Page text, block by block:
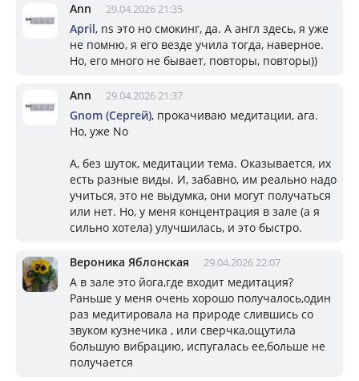
Ann 29.04.2026 21:35
April, ns это но смокинг, да. А англ здесь, я уже
не помню, я его везде учила тогда, наверное.
Но, его много не бывает, повторы, повторы))
Ann 29.04.2026 21:37
Gnom (Сергей), прокачиваю медитации, ага.
Но, уже No
А, без шуток, медитации тема. Оказывается, их
есть разные виды. И, забавно, им реально надо
учиться, это не выдумка, они могут получаться
или нет. Но, у меня концентрация в зале (а я
сильно хотела) улучшилась, и это быстро.
Вероника Яблонская 29.04.2026 22:07
А в зале это йога,где входит медитация?
Раньше у меня очень хорошо получалось,один
раз медитировала на природе слившись со
звуком кузнечика , или сверчка,ощутила
большую вибрацию, испугалась ее,больше не
получается